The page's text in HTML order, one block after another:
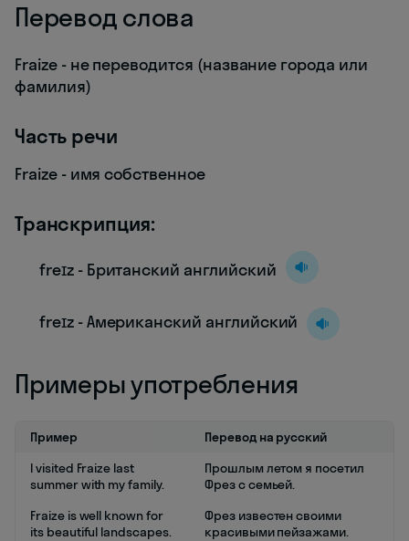
Перевод слова
Fraize - не переводится (название города или
фамилия)
Часть речи
Fraize - имя собственное
Транскрипция:
freɪz - Британский английский
freɪz - Американский английский
Примеры употребления
Пример
Перевод на русский
I visited Fraize last
summer with my family.
Прошлым летом я посетил
Фрез с семьей.
Fraize is well known for
its beautiful landscapes.
Фрез известен своими
красивыми пейзажами.